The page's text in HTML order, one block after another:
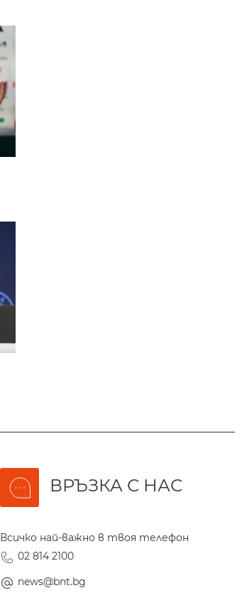
ВРЪЗКА С НАС
Всичко най-важно в твоя телефон
02 814 2100
news@bnt.bg